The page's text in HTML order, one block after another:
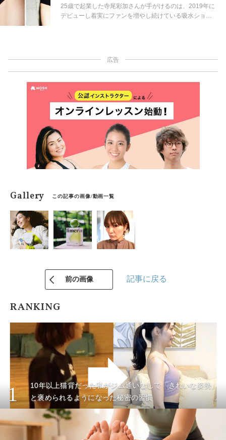
にお話をお伺いしました。そもそもフェムテックとは何
なのか、何を目指しているのか？また日本そして東南ア
ツを作った理由
25歳で起業した寺尾彩加さんが手がけるのは、2019年に
デビューし着実にファンを増やし続けている吸水ショー
始めた経緯や、女性の体とその向き合い方について、考
えをお聞きしました。
広告
Gallery この記事の画像/動画一覧
前の画像 記事に戻る
RANKING
1
10年以上猫背だった私がジム通いなしで「きれいな姿勢」
と褒められるようになった秘密の習慣